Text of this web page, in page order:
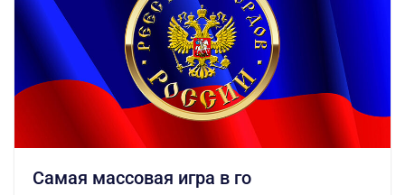
Самая массовая игра в го